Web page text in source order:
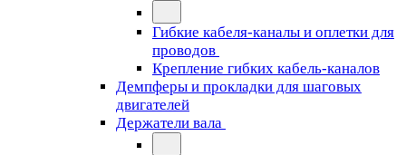
Гибкие кабеля-каналы и оплетки для
проводов
Крепление гибких кабель-каналов
Демпферы и прокладки для шаговых
двигателей
Держатели вала